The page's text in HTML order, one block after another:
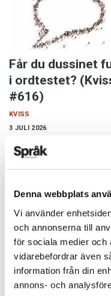
Denna webbplats
Vi använder
och annonserna till
för sociala medier och
vidarebefordrar även
information från din
annons- och
Får du dussinet
i ordtestet?
#616)
3 JULI 2026
KVISS
Vet du vad dom här tolv
orden betyder? Dom